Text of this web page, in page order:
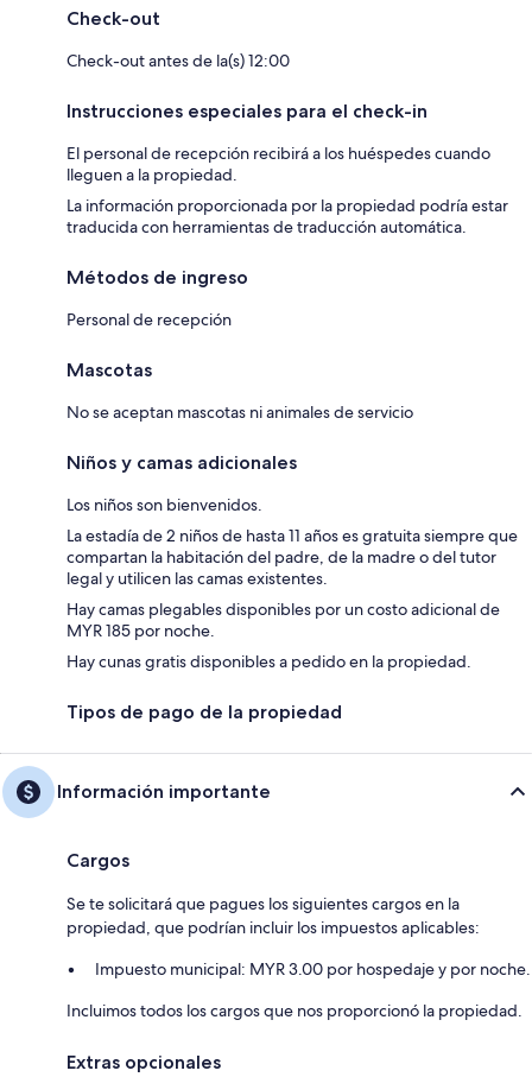
Check-out
Check-out antes de la(s) 12:00
Instrucciones especiales para el check-in
El personal de recepción recibirá a los huéspedes cuando
lleguen a la propiedad.
La información proporcionada por la propiedad podría estar
traducida con herramientas de traducción automática.
Métodos de ingreso
Personal de recepción
Mascotas
No se aceptan mascotas ni animales de servicio
Niños y camas adicionales
Los niños son bienvenidos.
La estadía de 2 niños de hasta 11 años es gratuita siempre que
compartan la habitación del padre, de la madre o del tutor
legal y utilicen las camas existentes.
Hay camas plegables disponibles por un costo adicional de
MYR 185 por noche.
Hay cunas gratis disponibles a pedido en la propiedad.
Tipos de pago de la propiedad
Información importante
Cargos
Se te solicitará que pagues los siguientes cargos en la
propiedad, que podrían incluir los impuestos aplicables:
Impuesto municipal: MYR 3.00 por hospedaje y por noche.
Incluimos todos los cargos que nos proporcionó la propiedad.
Extras opcionales